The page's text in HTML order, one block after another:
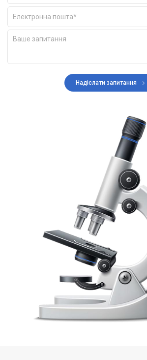
Надіслати запитання